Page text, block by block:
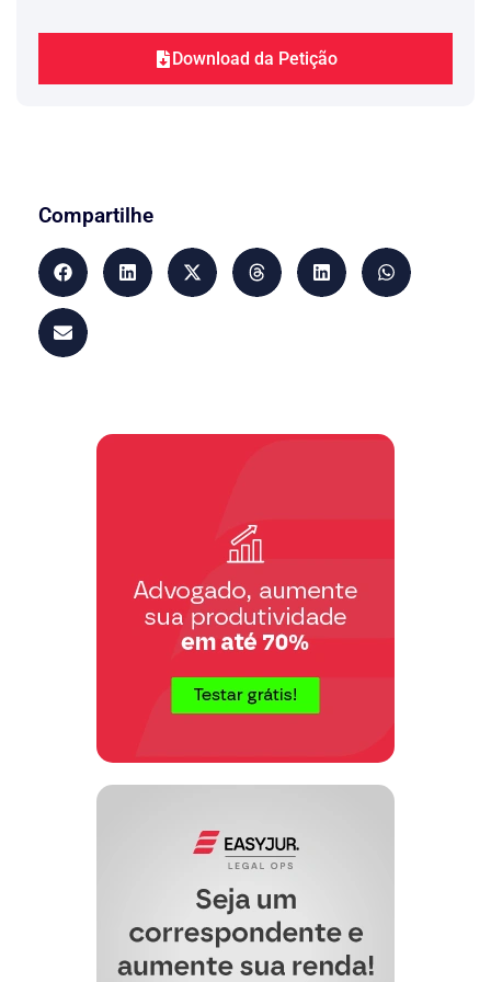
O diagnóstico feito pelos peritos
médicos do INSS foi realizado de forma
superficial e, inobstante o conhecimento
Por outro lado, cumpre salientar que a
parte Autora satisfaz os requisitos
carência e qualidade de segurada.
Conforme se depreende da CTPS, a
empregada doméstica quando foi
diagnosticada incapaz para o trabalho.
estão, em parte, incorretas!
verter suas contribuições à Previdência,
eis que, conforme artigo 30, V, da Lei
8.212/91, tal obrigação compete ao
empregador. Logo, a Autora, além de
não ser contribuinte individual, tem o
direito ao reconhecimento das
contribuições referentes a todos os
meses em que exerceu sua atividade
laboral, eis que não pode ser penalizada
por eventual desmazelo do empregador.
PREVIDENCIÁRIO.CONCESSÃO
DE AUXÍLIO-DOENÇA.
INCAPACIDADE LABORAL
COMPROVADA.
DOMÉSTICA. CARÊNCIA.
COMPROVAÇÃO. RECOLHIMENTO
DE CONTRIBUIÇÃO
EXTEMPORÂNEO. 1. Comprovada a
incapacidade temporária do segurado
para o exercício de sua atividade laboral,
a qual lhe garante o sustento, devida é a
Download da Petição
Compartilhe